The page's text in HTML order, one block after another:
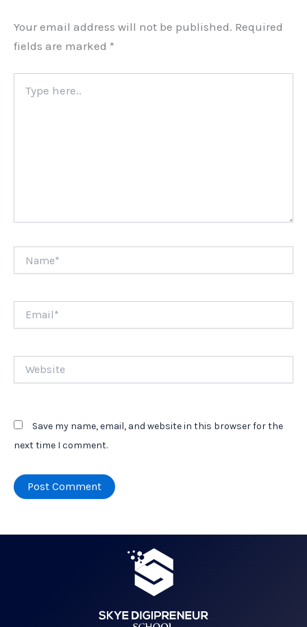
Your email address will not be published. Required
fields are marked *
here..
Save my name, email, and website in this browser for the
next time I comment.